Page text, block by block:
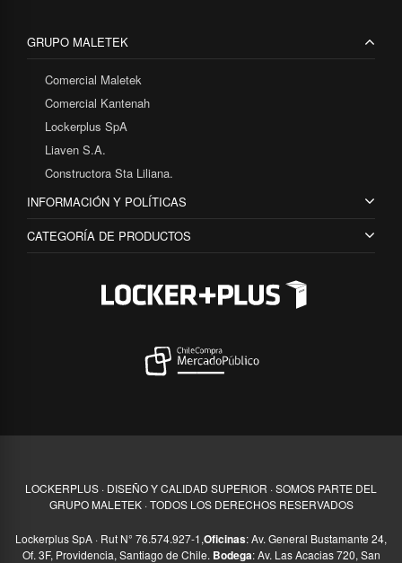
GRUPO MALETEK
Comercial Maletek
Comercial Kantenah
Lockerplus SpA
Liaven S.A.
Constructora Sta Liliana.
INFORMACIÓN Y POLÍTICAS
CATEGORÍA DE PRODUCTOS
LOCKERPLUS · DISEÑO Y CALIDAD SUPERIOR · SOMOS PARTE DEL
GRUPO MALETEK · TODOS LOS DERECHOS RESERVADOS
Lockerplus SpA · Rut N° 76.574.927-1,Oficinas: Av. General Bustamante 24,
Of. 3F, Providencia, Santiago de Chile. Bodega: Av. Las Acacias 720, San